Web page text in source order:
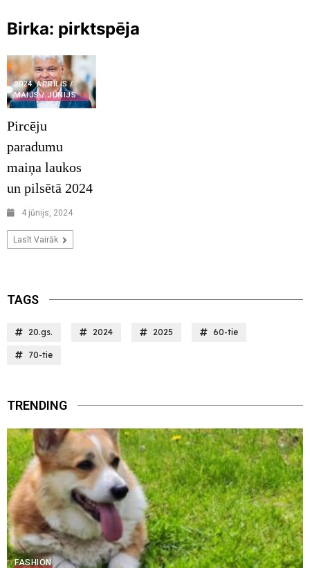
Birka: pirktspēja
2024. APRĪLIS /
MAIJS / JŪNIJS
Pircēju
paradumu
maiņa laukos
un pilsētā 2024
4 jūnijs, 2024
Lasīt Vairāk
TAGS
20.gs. 2024 2025 60-tie
70-tie
TRENDING
FASHION